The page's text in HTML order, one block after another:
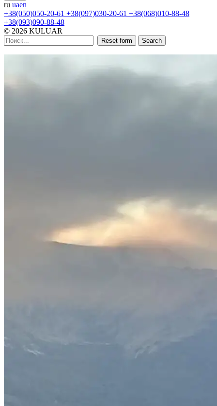
ru uaen
+38(050)050-20-61 +38(097)030-20-61 +38(068)010-88-48
+38(093)090-88-48
© 2026 KULUAR
Reset form Search